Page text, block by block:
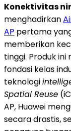
Konektivitas
menghadirkan
AP pertama
memberikan
tinggi. Produk
fondasi kelas
teknologi
Spatial Reuse
AP, Huawei
secara drastis,